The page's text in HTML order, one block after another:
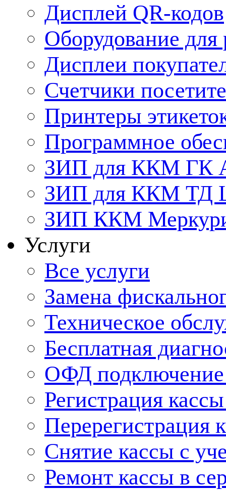
Дисплей QR-кодов
Оборудование
Дисплеи
Счетчики
Принтеры
Программное
ЗИП для ККМ ГК
ЗИП для ККМ ТД
ЗИП ККМ
Услуги
Все услуги
Замена
Техническое
Бесплатная
ОФД подключение
Регистрация
Снятие кассы с
Ремонт кассы в